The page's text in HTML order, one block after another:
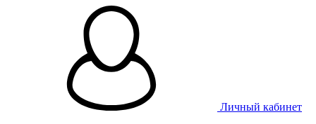
Личный кабинет